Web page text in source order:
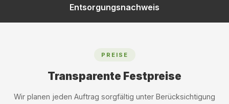
Entsorgungsnachweis
PREISE
Transparente Festpreise
Wir planen jeden Auftrag sorgfältig unter Berücksichtigung